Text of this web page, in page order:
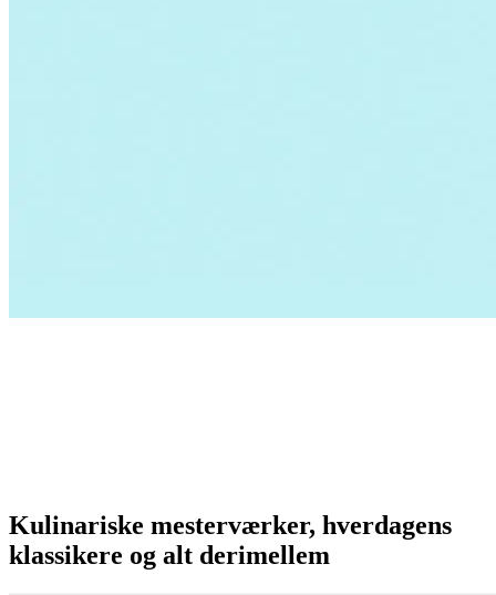
Kulinariske mesterværker, hverdagens
klassikere og alt derimellem